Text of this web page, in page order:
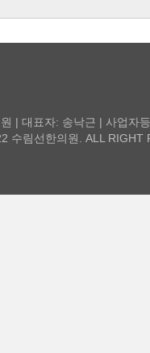
| 대표자: 송낙근 | 사업자
수림선한의원. ALL RIGHT